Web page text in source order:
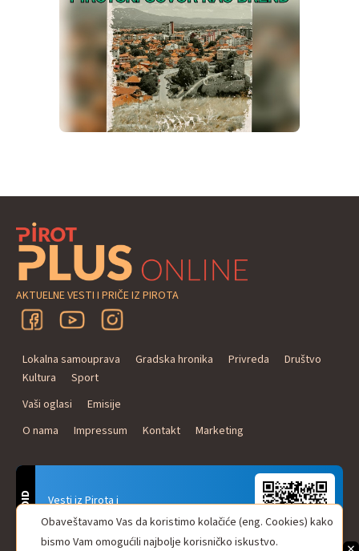
AKTUELNE VESTI I PRIČE IZ PIROTA
Lokalna samouprava Gradska hronika Privreda
Društvo
Kultura
Sport
Vaši oglasi
Emisije
O nama
Impressum Kontakt Marketing
Vesti iz Pirota i
Naxi Plus Radio
Uvek u Vašem džepu!
ANDROID Obaveštavamo Vas da koristimo kolačiće (eng. Cookies) kako
bismo Vam omogućili najbolje korisničko iskustvo.